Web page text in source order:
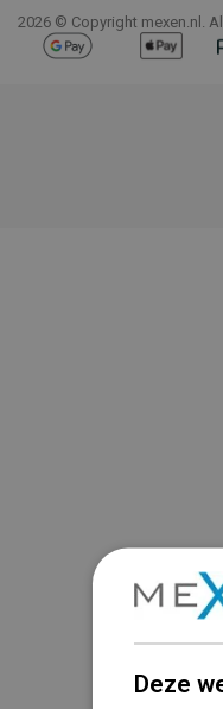
2026 © Copyright mexen.nl.
Deze